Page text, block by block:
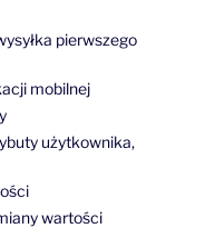
pierwszego
mobilnej
użytkownika,
wartości